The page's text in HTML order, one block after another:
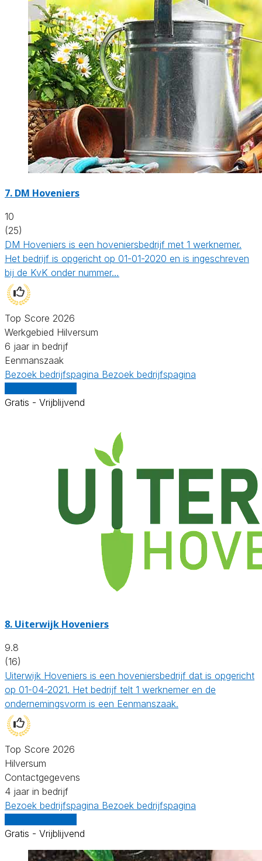
7. DM Hoveniers
10
(25)
DM Hoveniers is een hoveniersbedrijf met 1 werknemer.
Het bedrijf is opgericht op 01-01-2020 en is ingeschreven
bij de KvK onder nummer…
Top Score 2026
Werkgebied Hilversum
6 jaar in bedrijf
Eenmanszaak
Bezoek bedrijfspagina Bezoek bedrijfspagina
Gratis - Vrijblijvend
8. Uiterwijk Hoveniers
9.8
(16)
Uiterwijk Hoveniers is een hoveniersbedrijf dat is opgericht
op 01-04-2021. Het bedrijf telt 1 werknemer en de
ondernemingsvorm is een Eenmanszaak.
Top Score 2026
Hilversum
Contactgegevens
4 jaar in bedrijf
Bezoek bedrijfspagina Bezoek bedrijfspagina
Gratis - Vrijblijvend